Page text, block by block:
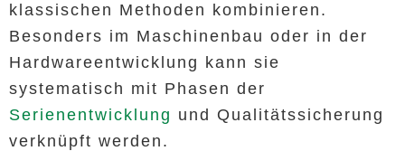
klassischen Methoden kombinieren.
Besonders im Maschinenbau oder in der
Hardwareentwicklung kann sie
systematisch mit Phasen der
Serienentwicklung und Qualitätssicherung
verknüpft werden.